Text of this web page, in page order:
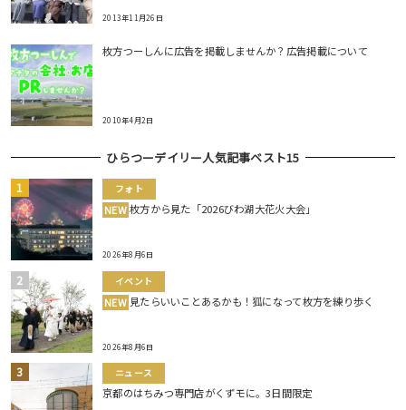
2013年11月26日
枚方つーしんに広告を掲載しませんか？広告掲載について
2010年4月2日
ひらつーデイリー人気記事ベスト15
フォト
NEW 枚方から見た「2026びわ湖大花火大会」
2026年8月6日
イベント
NEW 見たらいいことあるかも！狐になって枚方を練り歩く
2026年8月6日
ニュース
京都のはちみつ専門店がくずモに。3日間限定